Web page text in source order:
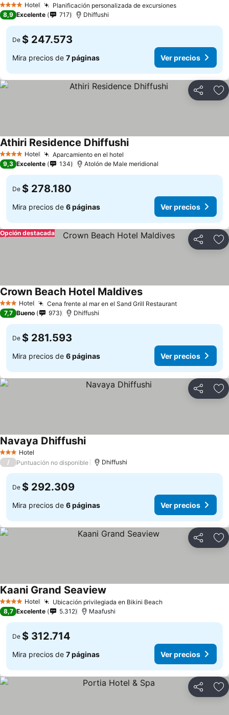
4 EstrellasHotel Planificación personalizada de excursiones
8,9 Excelente 717 Dhiffushi
De $ 247.573
Mira precios de 7 páginas Ver precios
Compartir
4 EstrellasHotel Aparcamiento en el hotel
Athiri Residence Dhiffushi
9,3 Excelente 134 Atolón de Male meridional
De $ 278.180
Mira precios de 6 páginas Ver precios
Compartir
Opción destacada
3 Estrellas
Hotel Cena frente al mar en el Sand Grill Restaurant
Crown Beach Hotel Maldives
7,7 Bueno 973 Dhiffushi
De $ 281.593
Mira precios de 6 páginas Ver precios
Compartir
3 Estrellas
Hotel
Navaya Dhiffushi
/ Puntuación no disponible Dhiffushi
De $ 292.309
Mira precios de 6 páginas Ver precios
Compartir
4 EstrellasHotel Ubicación privilegiada en Bikini Beach
Kaani Grand Seaview
8,7 Excelente 5.312 Maafushi
De $ 312.714
Mira precios de 7 páginas Ver precios
Compartir